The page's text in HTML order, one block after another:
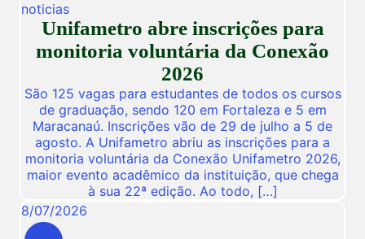
noticias
Unifametro abre inscrições para
monitoria voluntária da Conexão
2026
São 125 vagas para estudantes de todos os cursos
de graduação, sendo 120 em Fortaleza e 5 em
Maracanaú. Inscrições vão de 29 de julho a 5 de
agosto. A Unifametro abriu as inscrições para a
monitoria voluntária da Conexão Unifametro 2026,
maior evento acadêmico da instituição, que chega
à sua 22ª edição. Ao todo, […]
8/07/2026